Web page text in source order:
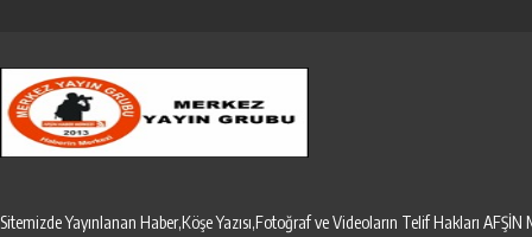
Sitemizde Yayınlanan Haber,Köşe Yazısı,Fotoğraf ve Videoların Telif Hakları